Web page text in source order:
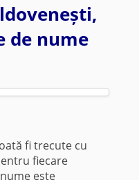
de nume
fi trecute cu
fiecare
este